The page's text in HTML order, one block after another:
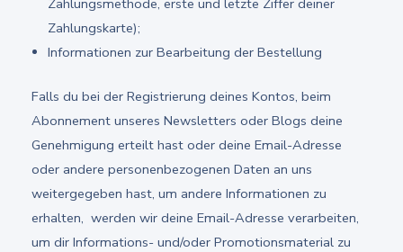
Zahlungskarte);
Informationen zur Bearbeitung der Bestellung
Falls du bei der Registrierung deines Kontos, beim
Abonnement unseres Newsletters oder Blogs deine
Genehmigung erteilt hast oder deine Email-Adresse
oder andere personenbezogenen Daten an uns
weitergegeben hast, um andere Informationen zu
erhalten, werden wir deine Email-Adresse verarbeiten,
um dir Informations- und/oder Promotionsmaterial zu